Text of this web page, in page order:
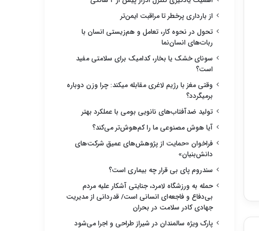
از بارداری پرخطر تا مراقبت ایمن‌تر
تحول در نحوه کار، تعامل و هم‌زیستی انسان با
ربات‌های انسان‌نما
سونای خشک یا بخار، کدامیک برای سلامتی مفید
است؟
وقتی مغز با رژیم لاغری مقابله میکند: چرا وزن دوباره
برمیگردد؟
تولید ضدآفتاب‌های نانویی بومی با عملکرد بهتر
آیا هوش مصنوعی ما را کم‌هوش‌تر می‌کند؟
فراخوان «حمایت از پژوهش‌های عمیق شرکت‌های
دانش‌بنیان»
سندروم پای بی قرار چه بیماری است؟
حمله به ورزشگاه لامرد، جنایتی آشکار علیه مردم
بی‌دفاع و فاجعه‌ای انسانی است/ قدردانی از مدیریت
جهادی کادر سلامت در بحران
پارک ویژه سالمندان در شیراز طراحی و اجرا می‌شود